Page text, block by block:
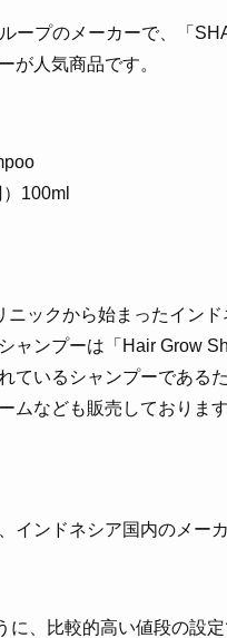
ープのメーカーで、「
が人気商品です。
100ml
ックから始まったインド
ャンプーは「Hair Grow
ているシャンプーである
ムなども販売しております
インドネシア国内のメー
に、比較的高い値段の設